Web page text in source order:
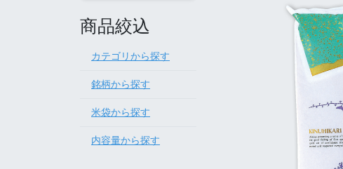
商品絞込
カテゴリから探す
銘柄から探す
米袋から探す
内容量から探す